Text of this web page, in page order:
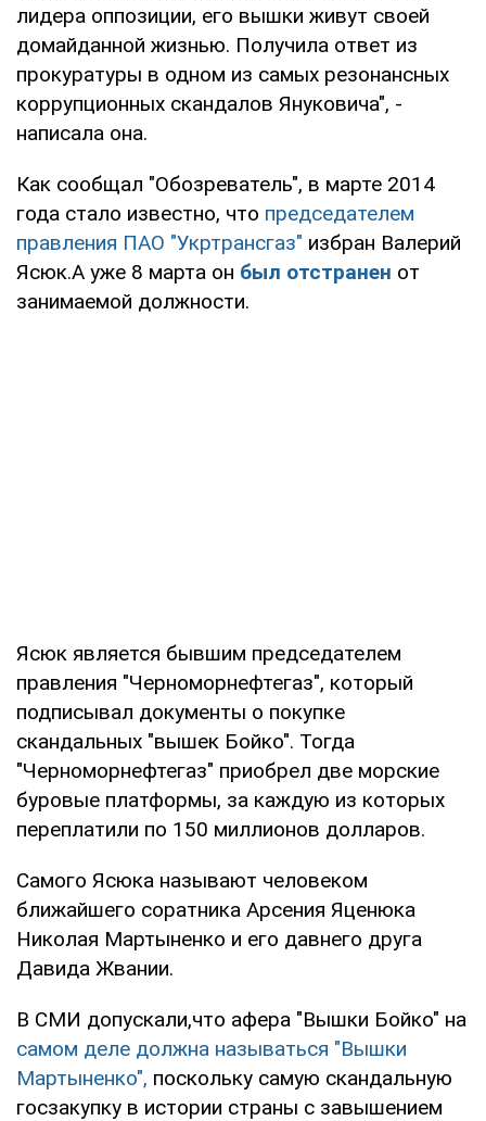
лидера оппозиции, его вышки живут своей
домайданной жизнью. Получила ответ из
прокуратуры в одном из самых резонансных
коррупционных скандалов Януковича", -
написала она.
Как сообщал "Обозреватель", в марте 2014
года стало известно, что председателем
правления ПАО "Укртрансгаз" избран Валерий
Ясюк.А уже 8 марта он был отстранен от
занимаемой должности.
Ясюк является бывшим председателем
правления "Черноморнефтегаз", который
подписывал документы о покупке
скандальных "вышек Бойко". Тогда
"Черноморнефтегаз" приобрел две морские
буровые платформы, за каждую из которых
переплатили по 150 миллионов долларов.
Самого Ясюка называют человеком
ближайшего соратника Арсения Яценюка
Николая Мартыненко и его давнего друга
Давида Жвании.
В СМИ допускали,что афера "Вышки Бойко" на
самом деле должна называться "Вышки
Мартыненко", поскольку самую скандальную
госзакупку в истории страны с завышением